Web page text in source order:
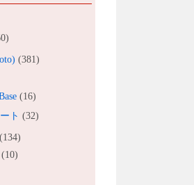
(381)
(16)
ト (32)
(134)
(10)